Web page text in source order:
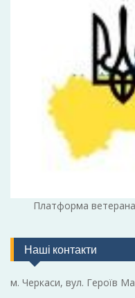
Платформа
Наші контакти
м. Черкаси, вул. Героїв